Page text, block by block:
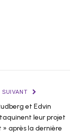
SUIVANT
et Edvin
leur projet
» après la dernière